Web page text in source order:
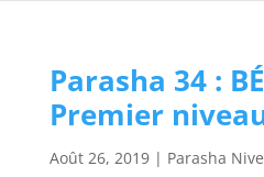
Parasha 34 :
Premier
Août 26, 2019| Parasha